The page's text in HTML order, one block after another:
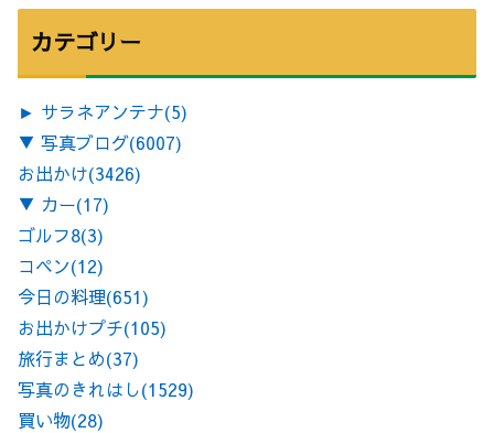
カテゴリー
► サラネアンテナ(5)
▼ 写真ブログ(6007)
お出かけ(3426)
▼ カー(17)
ゴルフ8(3)
コペン(12)
今日の料理(651)
お出かけプチ(105)
旅行まとめ(37)
写真のきれはし(1529)
買い物(28)